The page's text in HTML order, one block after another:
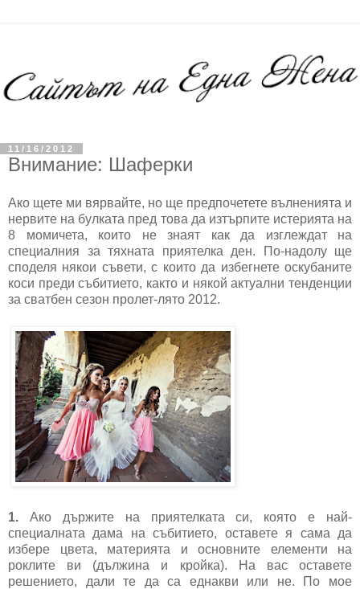
11/16/2012
Внимание: Шаферки
Ако щете ми вярвайте, но ще предпочетете вълненията и
нервите на булката пред това да изтърпите истерията на
8 момичета, които не знаят как да изглеждат на
специалния за тяхната приятелка ден. По-надолу ще
споделя някои съвети, с които да избегнете оскубаните
коси преди събитието, както и някой актуални тенденции
за сватбен сезон пролет-лято 2012.
1. Ако държите на приятелката си, която е най-
специалната дама на събитието, оставете я сама да
избере цвета, материята и основните елементи на
роклите ви (дължина и кройка). На вас оставете
решението, дали те да са еднакви или не. По мое